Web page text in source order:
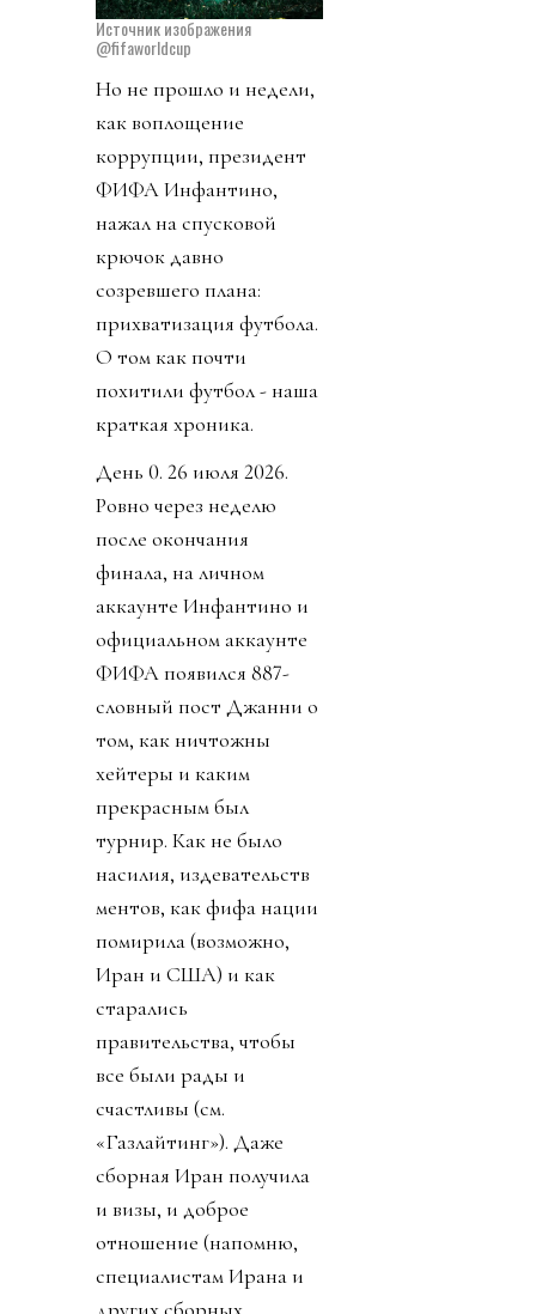
Источник изображения
@fifaworldcup
Но не прошло и недели,
как воплощение
коррупции, президент
ФИФА Инфантино,
нажал на спусковой
крючок давно
созревшего плана:
прихватизация футбола.
О том как почти
похитили футбол - наша
краткая хроника.
День 0. 26 июля 2026.
Ровно через неделю
после окончания
финала, на личном
аккаунте Инфантино и
официальном аккаунте
ФИФА появился 887-
словный пост Джанни о
том, как ничтожны
хейтеры и каким
прекрасным был
турнир. Как не было
насилия, издевательств
ментов, как фифа нации
помирила (возможно,
Иран и США) и как
старались
правительства, чтобы
все были рады и
счастливы (см.
«Газлайтинг»). Даже
сборная Иран получила
и визы, и доброе
отношение (напомню,
специалистам Ирана и